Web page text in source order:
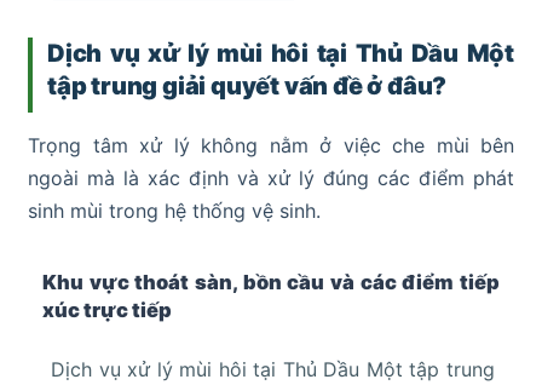
Dịch vụ xử lý mùi hôi tại Thủ Dầu Một
tập trung giải quyết vấn đề ở đâu?
Trọng tâm xử lý không nằm ở việc che mùi bên
ngoài mà là xác định và xử lý đúng các điểm phát
sinh mùi trong hệ thống vệ sinh.
Khu vực thoát sàn, bồn cầu và các điểm tiếp
xúc trực tiếp
Dịch vụ xử lý mùi hôi tại Thủ Dầu Một tập trung